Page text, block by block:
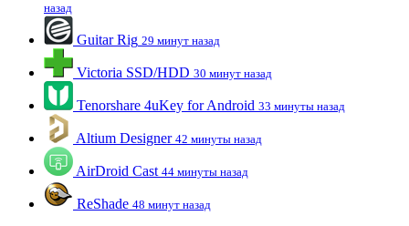
назад
Guitar Rig 29 минут назад
Victoria SSD/HDD 30 минут назад
Tenorshare 4uKey for Android 33 минуты назад
Altium Designer 42 минуты назад
AirDroid Cast 44 минуты назад
ReShade 48 минут назад